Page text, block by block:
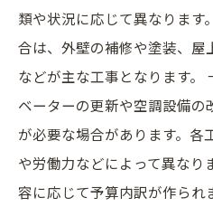
類や状況に応じて異なります
合は、外壁の補修や塗装、屋
などが主な工事となります。
ベーターの更新や空調設備
が必要な場合があります。各
や労働力などによって異なり
容に応じて予算内訳が作られ